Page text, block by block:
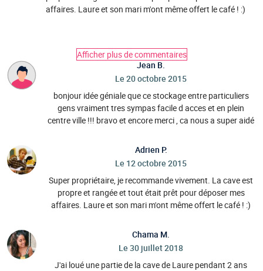
affaires. Laure et son mari m'ont même offert le café ! :)
Afficher plus de commentaires
Jean B.
Le 20 octobre 2015
bonjour idée géniale que ce stockage entre particuliers
gens vraiment tres sympas facile d acces et en plein
centre ville !!! bravo et encore merci , ca nous a super aidé
Adrien P.
Le 12 octobre 2015
Super propriétaire, je recommande vivement. La cave est
propre et rangée et tout était prêt pour déposer mes
affaires. Laure et son mari m'ont même offert le café ! :)
Chama M.
Le 30 juillet 2018
J'ai loué une partie de la cave de Laure pendant 2 ans